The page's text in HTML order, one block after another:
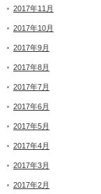
2017年11月
2017年10月
2017年9月
2017年8月
2017年7月
2017年6月
2017年5月
2017年4月
2017年3月
2017年2月